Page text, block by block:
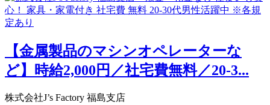
【金属製品のマシンオペレーターな
ど】時給2,000円／社宅費無料／20-3...
株式会社J’s Factory 福島支店